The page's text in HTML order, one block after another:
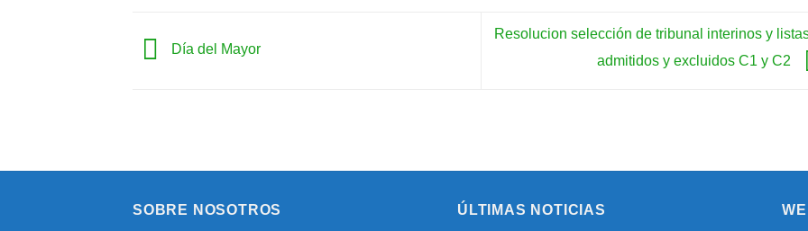
Día del Mayor
Resolucion selección de tribunal interinos y
admitidos y excluidos C1 y C2
SOBRE NOSOTROS ÚLTIMAS NOTICIAS